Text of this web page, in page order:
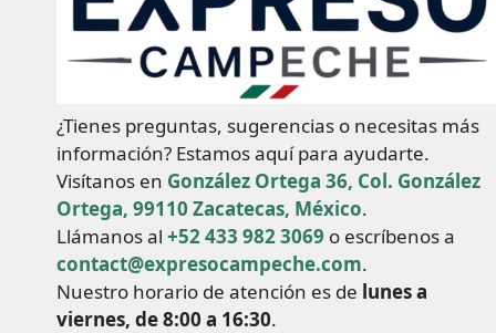
¿Tienes preguntas, sugerencias o necesitas más
información? Estamos aquí para ayudarte.
Visítanos en González Ortega 36, Col. González
Ortega, 99110 Zacatecas, México.
Llámanos al +52 433 982 3069 o escríbenos a
contact@expresocampeche.com.
Nuestro horario de atención es de lunes a
viernes, de 8:00 a 16:30.